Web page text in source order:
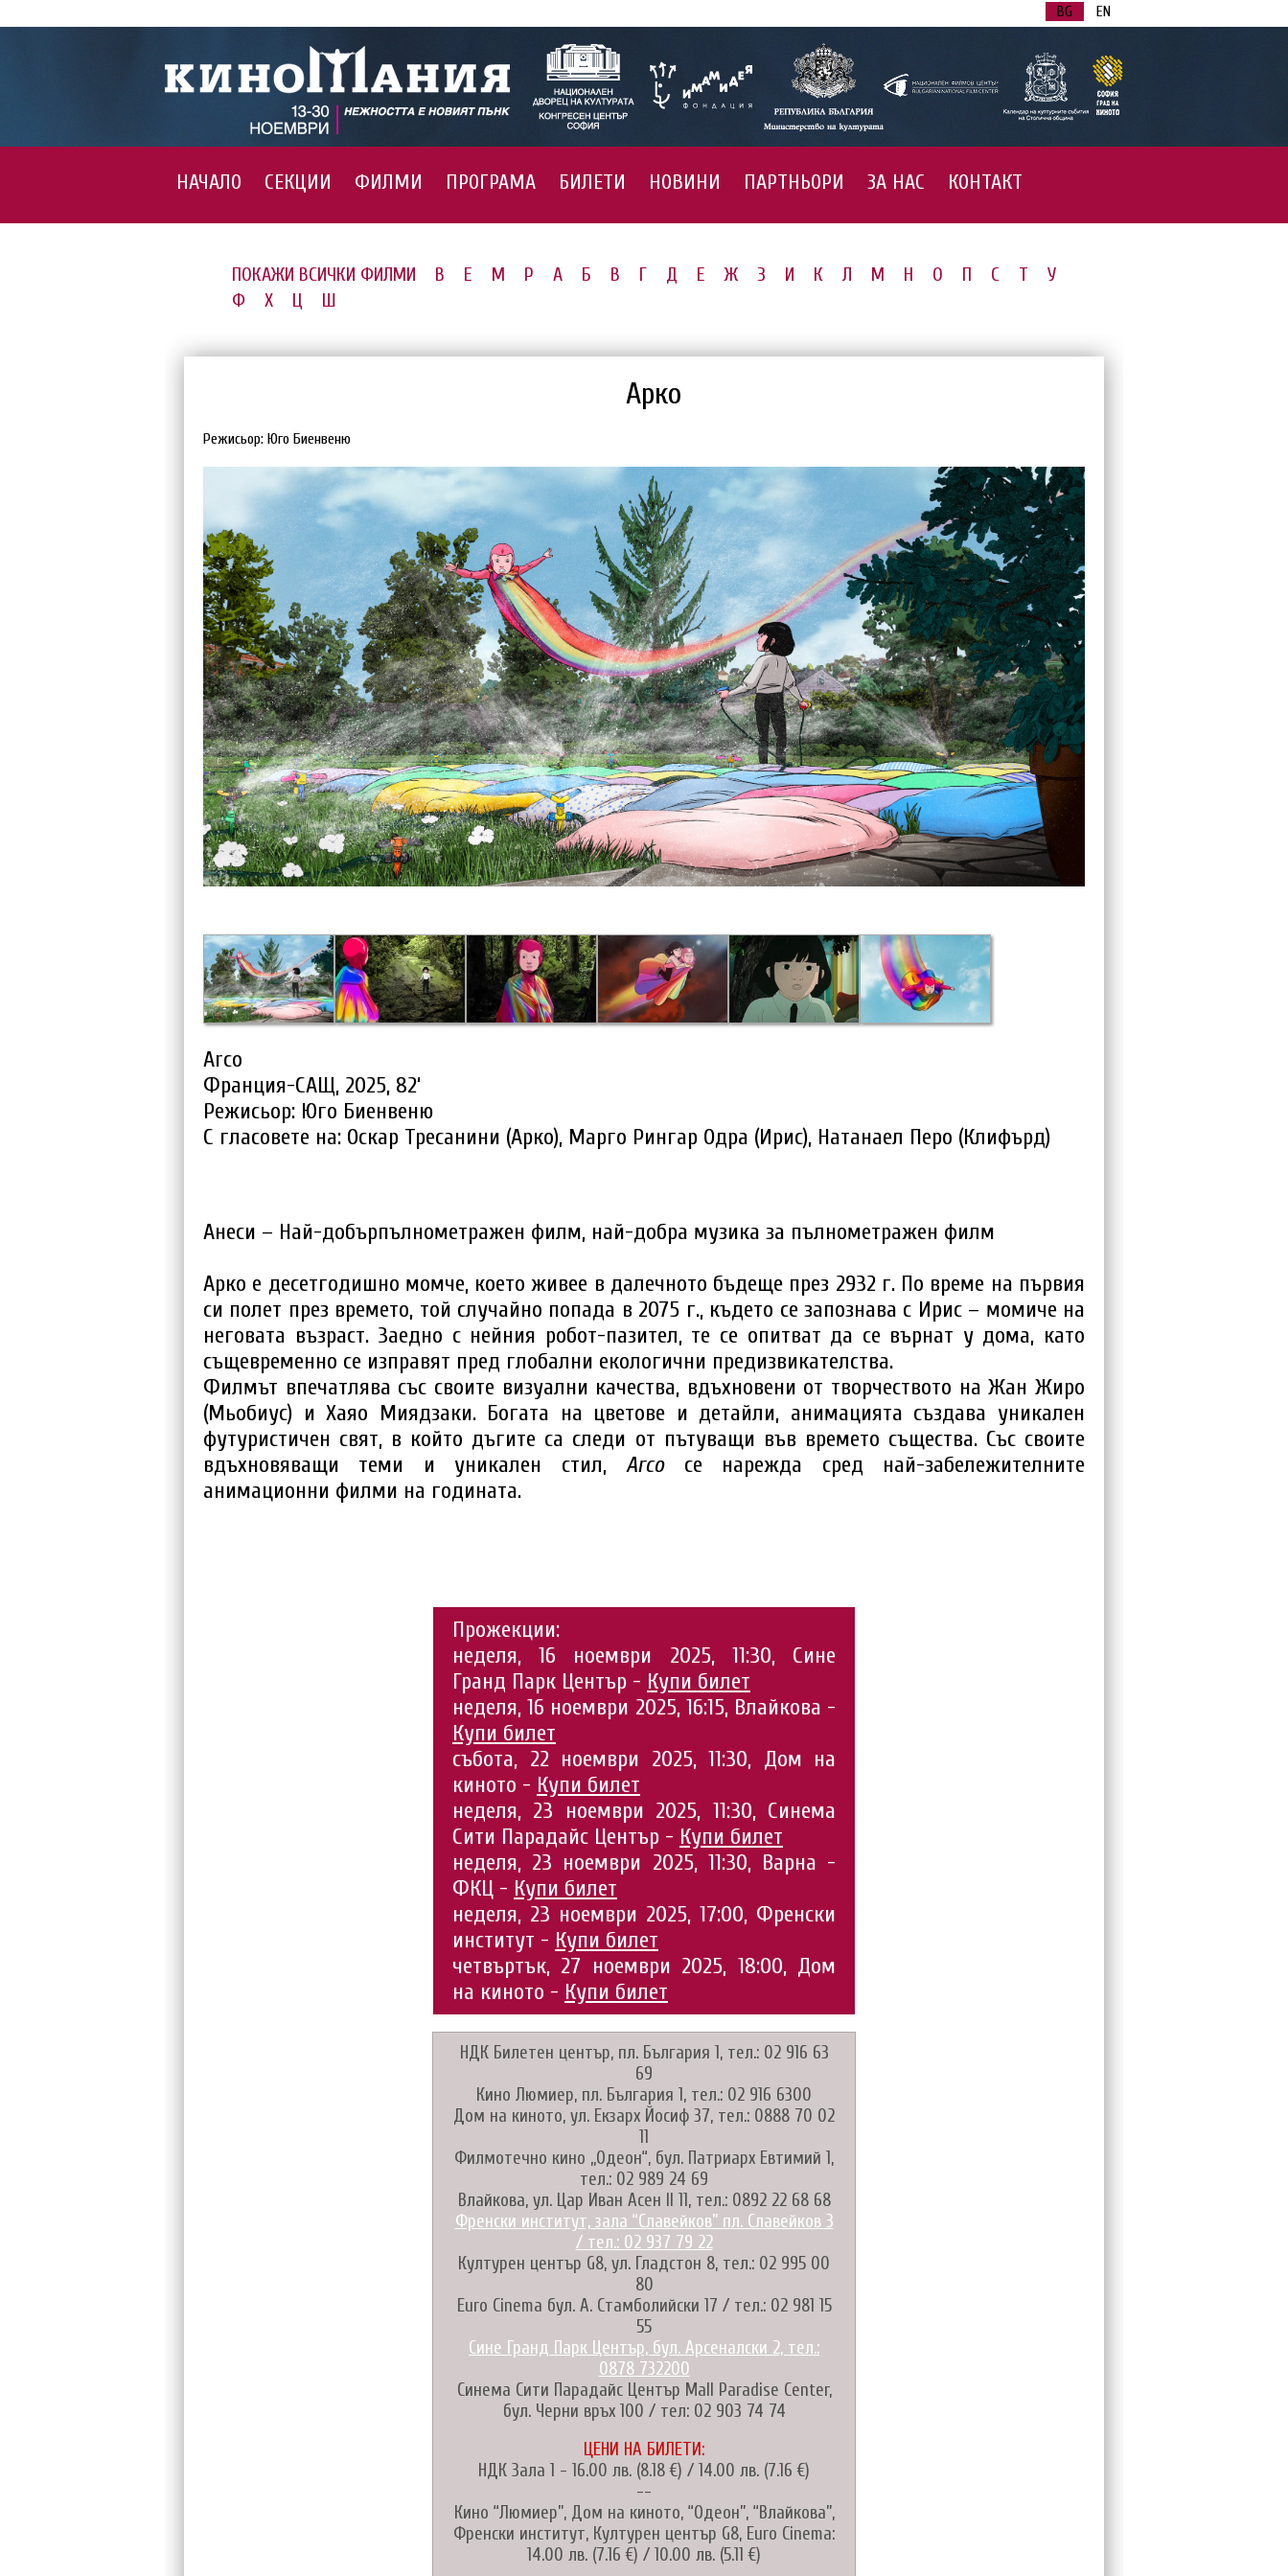
BG EN
НАЧАЛО СЕКЦИИ ФИЛМИ ПРОГРАМА БИЛЕТИ НОВИНИ ПАРТНЬОРИ ЗА НАС КОНТАКТ
ПОКАЖИ ВСИЧКИ ФИЛМИ B E M P А Б В Г Д Е Ж З И К Л М Н О П С Т
У
Ф
Х Ц Ш
Арко
Режисьор: Юго Биенвеню
Arco
Франция-САЩ, 2025, 82‘
Режисьор: Юго Биенвеню
С гласовете на: Оскар Тресанини (Арко), Марго Рингар Одра (Ирис), Натанаел Перо (Клифърд)
Анеси – Най-добърпълнометражен филм, най-добра музика за пълнометражен филм
Арко е десетгодишно момче, което живее в далечното бъдеще през 2932 г. По време на първия
си полет през времето, той случайно попада в 2075 г., където се запознава с Ирис – момиче на
неговата възраст. Заедно с нейния робот-пазител, те се опитват да се върнат у дома, като
същевременно се изправят пред глобални екологични предизвикателства.
Филмът впечатлява със своите визуални качества, вдъхновени от творчеството на Жан Жиро
(Мьобиус) и Хаяо Миядзаки. Богата на цветове и детайли, анимацията създава уникален
футуристичен свят, в който дъгите са следи от пътуващи във времето същества. Със своите
вдъхновяващи теми и уникален стил,Arcoсе нарежда сред най-забележителните
анимационни филми на годината.
Прожекции:
неделя, 16 ноември 2025, 11:30, Сине
Гранд Парк Център - Купи билет
неделя, 16 ноември 2025, 16:15, Влайкова -
Купи билет
събота, 22 ноември 2025, 11:30, Дом на
киното - Купи билет
неделя, 23 ноември 2025, 11:30, Синема
Сити Парадайс Център - Купи билет
неделя, 23 ноември 2025, 11:30, Варна -
ФКЦ - Купи билет
неделя, 23 ноември 2025, 17:00, Френски
институт - Купи билет
четвъртък, 27 ноември 2025, 18:00, Дом
на киното - Купи билет
НДК Билетен център, пл. България 1, тел.: 02 916 63
69
Кино Люмиер, пл. България 1, тел.: 02 916 6300
Дом на киното, ул. Екзарх Йосиф 37, тел.: 0888 70 02
11
Филмотечно кино „Одеон“, бул. Патриарх Евтимий 1,
тел.: 02 989 24 69
Влайкова, ул. Цар Иван Асен II 11, тел.: 0892 22 68 68
Френски институт, зала “Славейков” пл. Славейков 3
/ тел.: 02 937 79 22
Културен център G8, ул. Гладстон 8, тел.: 02 995 00
80
Euro Cinema бул. А. Стамболийски 17 / тел.: 02 981 15
55
Сине Гранд Парк Център, бул. Арсеналски 2, тел.:
0878 732200
Синема Сити Парадайс Център Mall Paradise Center,
бул. Черни връх 100 / тел: 02 903 74 74
ЦЕНИ НА БИЛЕТИ:
НДК Зала 1 - 16.00 лв. (8.18 €) / 14.00 лв. (7.16 €)
--
Кино “Люмиер”, Дом на киното, “Одеон”, “Влайкова”,
Френски институт, Културен център G8, Euro Cinema:
14.00 лв. (7.16 €) / 10.00 лв. (5.11 €)